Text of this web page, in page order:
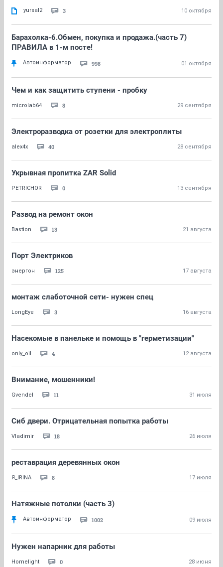
yursal2 3 10 октября
Барахолка-6.Обмен, покупка и продажа.(часть 7)
ПРАВИЛА в 1-м посте!
Автоинформатор 998 01 октября
Чем и как защитить ступени - пробку
microlab64 8 29 сентября
Электроразводка от розетки для электроплиты
alex4x 40 28 сентября
Укрывная пропитка ZAR Solid
PETRICHOR 0 13 сентября
Развод на ремонт окон
Bastion 13 21 августа
Порт Электриков
энергон 125 17 августа
монтаж слаботочной сети- нужен спец
LongEye 3 16 августа
Насекомые в панельке и помощь в "герметизации"
only_oil 4 12 августа
Внимание, мошенники!
Gvendel 11 31 июля
Сиб двери. Отрицательная попытка работы
Vladimir 18 26 июля
реставрация деревянных окон
Я_IRINA 8 17 июля
Натяжные потолки (часть 3)
Автоинформатор 1002 09 июля
Нужен напарник для работы
Homelight 0 28 июня